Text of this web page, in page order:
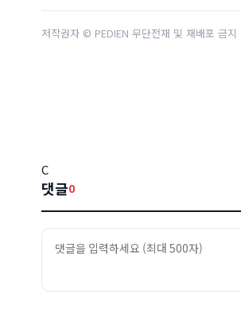
저작권자 © PEDIEN 무단전재 및 재배포 금지
C
댓글0